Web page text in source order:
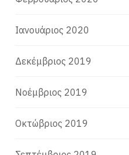
Ιανουάριος 2020
Δεκέμβριος 2019
Νοέμβριος 2019
Οκτώβριος 2019